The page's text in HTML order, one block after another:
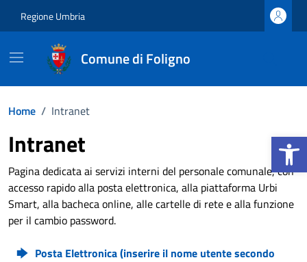
Apri la
Regione Umbria
Comune di Foligno
Home / Intranet
Intranet
Pagina dedicata ai servizi interni del personale comunale, con
accesso rapido alla posta elettronica, alla piattaforma Urbi
Smart, alla bacheca online, alle cartelle di rete e alla funzione
per il cambio password.
Posta Elettronica(inserire il nome utente secondo